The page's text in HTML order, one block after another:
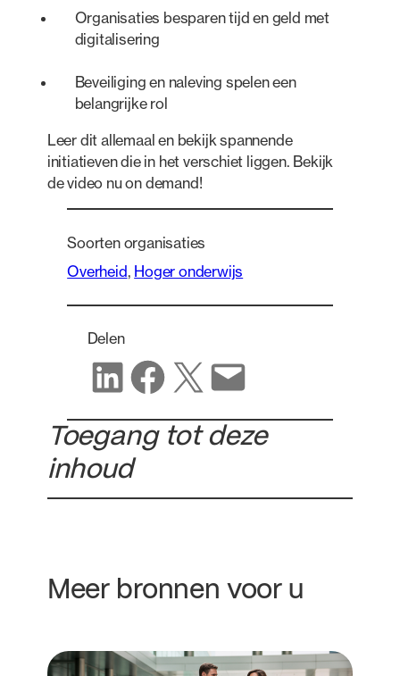
Organisaties besparen tijd en geld met
digitalisering
Beveiliging en naleving spelen een
belangrijke rol
Leer dit allemaal en bekijk spannende
initiatieven die in het verschiet liggen. Bekijk
de video nu on demand!
Soorten organisaties
Overheid, Hoger onderwijs
Delen
Delen op LinkedIn Delen op Facebook Delen op X Delen via e-mail
Toegang tot deze
inhoud
Meer bronnen voor u